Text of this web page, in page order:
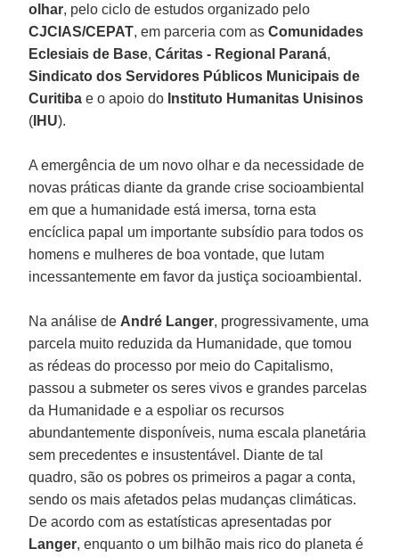
olhar, pelo ciclo de estudos organizado pelo
CJCIAS/CEPAT, em parceria com asComunidades
Eclesiais de Base,Cáritas - Regional Paraná,
Sindicato dos Servidores Públicos Municipais de
Curitiba e o apoio do Instituto Humanitas Unisinos
( IHU).
A emergência de um novo olhar e da necessidade de
novas práticas diante da grande crise socioambiental
em que a humanidade está imersa, torna esta
encíclica papal um importante subsídio para todos os
homens e mulheres de boa vontade, que lutam
incessantemente em favor da justiça socioambiental.
Na análise de André Langer, progressivamente, uma
parcela muito reduzida da Humanidade, que tomou
as rédeas do processo por meio do Capitalismo,
passou a submeter os seres vivos e grandes parcelas
da Humanidade e a espoliar os recursos
abundantemente disponíveis, numa escala planetária
sem precedentes e insustentável. Diante de tal
quadro, são os pobres os primeiros a pagar a conta,
sendo os mais afetados pelas mudanças climáticas.
De acordo com as estatísticas apresentadas por
Langer, enquanto o um bilhão mais rico do planeta é